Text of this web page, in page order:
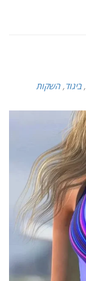
,ביגוד,השקות